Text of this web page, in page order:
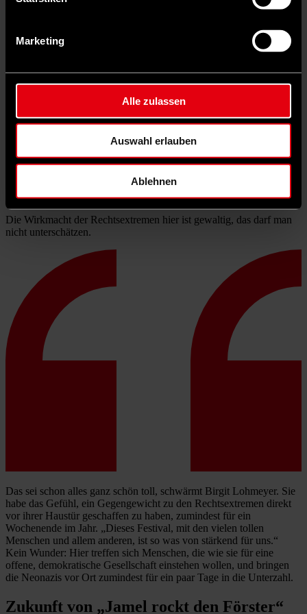
Marketing
Alle zulassen
Auswahl erlauben
Ablehnen
Die Wirkmacht der Rechtsextremen hier ist gewaltig, das darf man
nicht unterschätzen.
Das sei schon alles ganz schön toll, schwärmt Birgit Lohmeyer. Sie
habe das Gefühl, ein Gegengewicht zu den Rechtsextremen direkt
vor ihrer Haustür geschaffen zu haben, zumindest für ein
Wochenende im Jahr. „Dieses Festival, mit den vielen tollen
Menschen und allem anderen, ist so was von stärkend für uns.“
Kein Wunder: Hier treffen sich Menschen, die wie sie für eine
offene, demokratische Gesellschaft einstehen wollen, und bringen
die Neonazis vor Ort zumindest für ein paar Tage in die Unterzahl.
Zukunft von „Jamel rockt den Förster“